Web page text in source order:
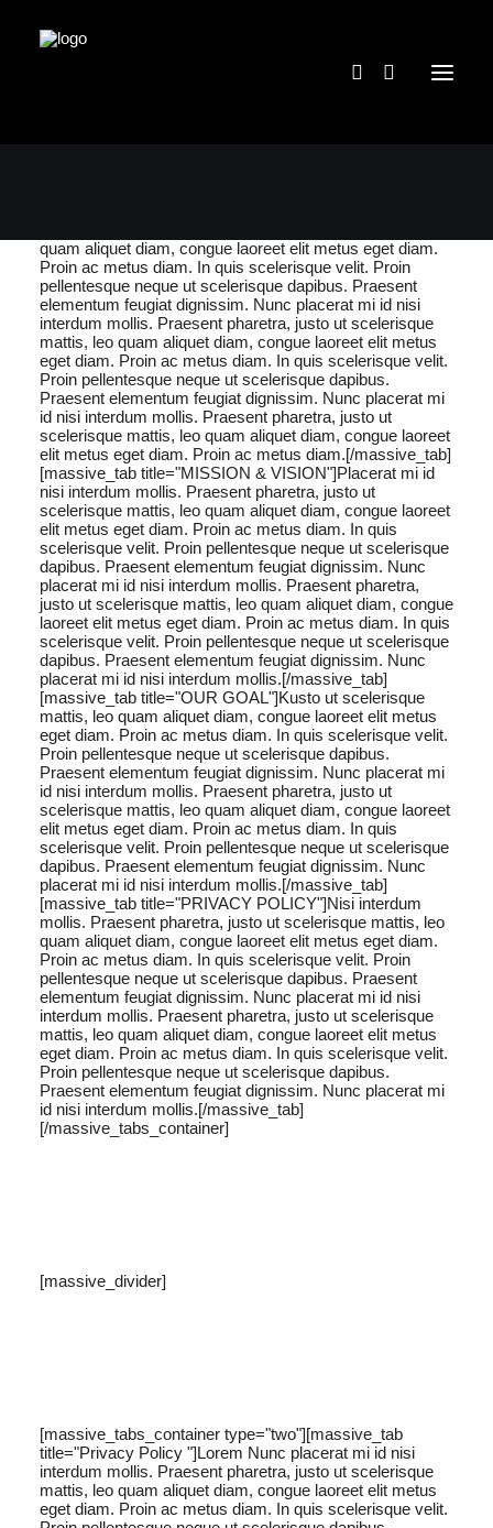
quam aliquet diam, congue laoreet elit metus eget diam.
Proin ac metus diam. In quis scelerisque velit. Proin
pellentesque neque ut scelerisque dapibus. Praesent
elementum feugiat dignissim. Nunc placerat mi id nisi
interdum mollis. Praesent pharetra, justo ut scelerisque
mattis, leo quam aliquet diam, congue laoreet elit metus
eget diam. Proin ac metus diam. In quis scelerisque velit.
Proin pellentesque neque ut scelerisque dapibus.
Praesent elementum feugiat dignissim. Nunc placerat mi
id nisi interdum mollis. Praesent pharetra, justo ut
scelerisque mattis, leo quam aliquet diam, congue laoreet
elit metus eget diam. Proin ac metus diam.[/massive_tab]
[massive_tab title="MISSION & VISION"]Placerat mi id
nisi interdum mollis. Praesent pharetra, justo ut
scelerisque mattis, leo quam aliquet diam, congue laoreet
elit metus eget diam. Proin ac metus diam. In quis
scelerisque velit. Proin pellentesque neque ut scelerisque
dapibus. Praesent elementum feugiat dignissim. Nunc
placerat mi id nisi interdum mollis. Praesent pharetra,
justo ut scelerisque mattis, leo quam aliquet diam, congue
laoreet elit metus eget diam. Proin ac metus diam. In quis
scelerisque velit. Proin pellentesque neque ut scelerisque
dapibus. Praesent elementum feugiat dignissim. Nunc
placerat mi id nisi interdum mollis.[/massive_tab]
[massive_tab title="OUR GOAL"]Kusto ut scelerisque
mattis, leo quam aliquet diam, congue laoreet elit metus
eget diam. Proin ac metus diam. In quis scelerisque velit.
Proin pellentesque neque ut scelerisque dapibus.
Praesent elementum feugiat dignissim. Nunc placerat mi
id nisi interdum mollis. Praesent pharetra, justo ut
scelerisque mattis, leo quam aliquet diam, congue laoreet
elit metus eget diam. Proin ac metus diam. In quis
scelerisque velit. Proin pellentesque neque ut scelerisque
dapibus. Praesent elementum feugiat dignissim. Nunc
placerat mi id nisi interdum mollis.[/massive_tab]
[massive_tab title="PRIVACY POLICY"]Nisi interdum
mollis. Praesent pharetra, justo ut scelerisque mattis, leo
quam aliquet diam, congue laoreet elit metus eget diam.
Proin ac metus diam. In quis scelerisque velit. Proin
pellentesque neque ut scelerisque dapibus. Praesent
elementum feugiat dignissim. Nunc placerat mi id nisi
interdum mollis. Praesent pharetra, justo ut scelerisque
mattis, leo quam aliquet diam, congue laoreet elit metus
eget diam. Proin ac metus diam. In quis scelerisque velit.
Proin pellentesque neque ut scelerisque dapibus.
Praesent elementum feugiat dignissim. Nunc placerat mi
id nisi interdum mollis.[/massive_tab]
[/massive_tabs_container]
[massive_divider]
[massive_tabs_container type="two"][massive_tab
title="Privacy Policy "]Lorem Nunc placerat mi id nisi
interdum mollis. Praesent pharetra, justo ut scelerisque
mattis, leo quam aliquet diam, congue laoreet elit metus
eget diam. Proin ac metus diam. In quis scelerisque velit.